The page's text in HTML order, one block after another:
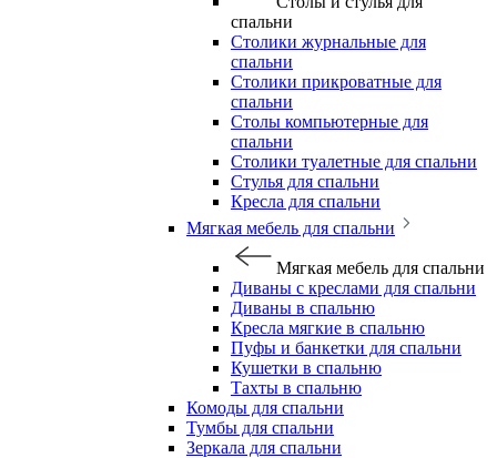
спальни
Столики журнальные для
спальни
Столики прикроватные для
спальни
Столы компьютерные для
спальни
Столики туалетные для спальни
Стулья для спальни
Кресла для спальни
Мягкая мебель для спальни
Мягкая мебель для спальни
Диваны с креслами для спальни
Диваны в спальню
Кресла мягкие в спальню
Пуфы и банкетки для спальни
Кушетки в спальню
Тахты в спальню
Комоды для спальни
Тумбы для спальни
Зеркала для спальни